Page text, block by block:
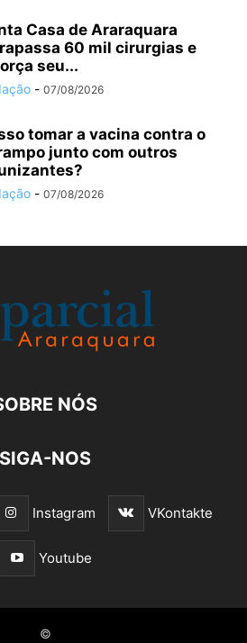
Casa de Araraquara
60 mil cirurgias e
seu...
- 07/08/2026
tomar a vacina contra o
junto com outros
- 07/08/2026
NÓS
SIGA-NOS
Instagram VKontakte
Youtube
©